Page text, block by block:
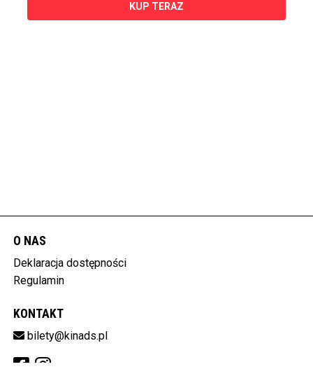
KUP TERAZ
O NAS
Deklaracja dostępności
Regulamin
KONTAKT
bilety@kinads.pl